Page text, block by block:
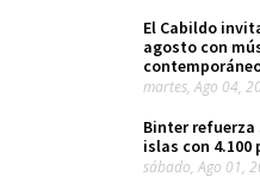
El Cabildo
agosto con
martes, Ago 04,
Binter
islas con
sábado, Ago 01,